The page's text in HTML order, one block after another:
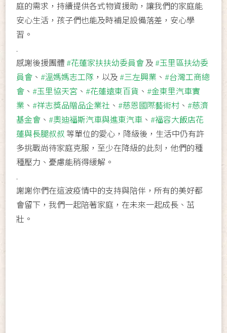
庭的需求，持續提供各式物資援助，讓我們的家庭能
安心生活，孩子們也能及時補足設備落差，安心學
習。
感謝後援團體#花蓮家扶扶幼委員會 及#玉里區扶幼委
員會 、#溫媽媽志工隊 ，以及#三左興業 、#台灣工商總
會 、#玉里協天宮 、#花蓮遠東百貨 、#金東里汽車實
業 、#祥志獎品贈品企業社 、#慈恩國際藝術村 、#慈濟
基金會 、#奧迪福斯汽車與進東汽車 、#福容大飯店花
蓮與長腿叔叔 等單位的愛心，降級後，生活中仍有許
多挑戰尚待家庭克服，至少在降級的此刻，他們的種
種壓力、憂慮能稍得緩解。
謝謝你們在這波疫情中的支持與陪伴，所有的美好都
會留下，我們一起陪著家庭，在未來一起成長、茁
壯。